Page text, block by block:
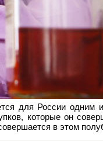
для России
которые он
в этом